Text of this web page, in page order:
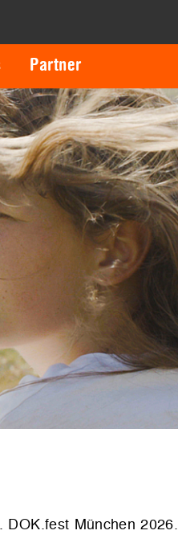
Partner
München 2026.